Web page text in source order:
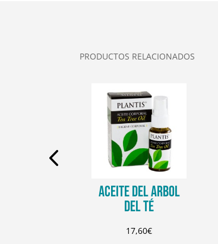
PRODUCTOS RELACIONADOS
ACEITE DEL ARBOL
DEL TÉ
17,60€